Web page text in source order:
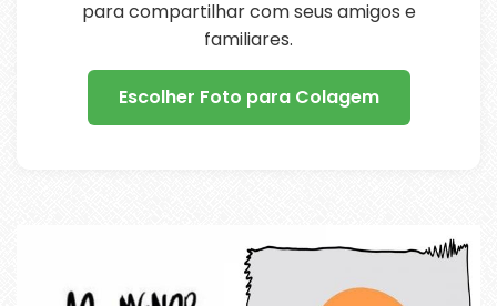
para compartilhar com seus amigos e
familiares.
Escolher Foto para Colagem